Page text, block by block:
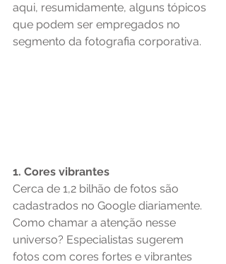
aqui, resumidamente, alguns tópicos
que podem ser empregados no
segmento da fotografia corporativa.
1. Cores vibrantes
Cerca de 1,2 bilhão de fotos são
cadastrados no Google diariamente.
Como chamar a atenção nesse
universo? Especialistas sugerem
fotos com cores fortes e vibrantes